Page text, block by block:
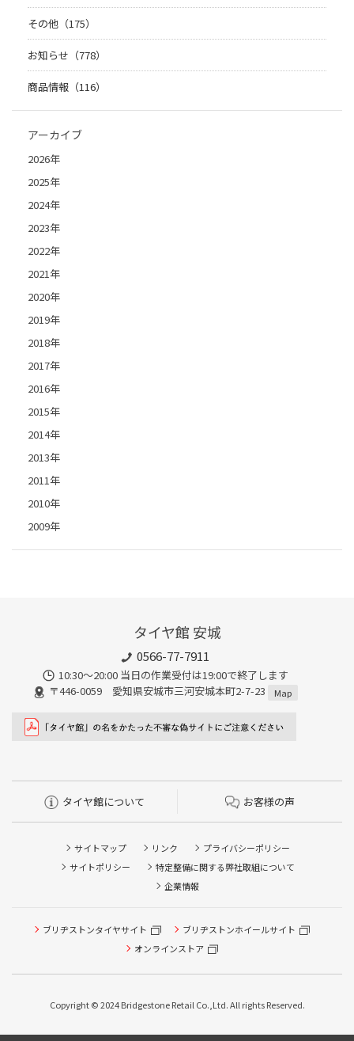
その他（175）
お知らせ（778）
商品情報（116）
アーカイブ
2026年
2025年
2024年
2023年
2022年
2021年
2020年
2019年
2018年
2017年
2016年
2015年
2014年
2013年
2011年
2010年
2009年
タイヤ館 安城
0566-77-7911
10:30〜20:00 当日の作業受付は19:00で終了します
〒446-0059 愛知県安城市三河安城本町2-7-23
Map
タイヤ館について お客様の声
サイトマップ リンク
プライバシーポリシー
サイトポリシー
特定整備に関する弊社取組について
企業情報
ブリヂストンタイヤサイト
ブリヂストンホイールサイト
オンラインストア
Copyright © 2024 Bridgestone Retail Co.,Ltd. All rights Reserved.
タイヤ点検・安全点検/タイヤ履き替え/オイル交換/その他
ピット作業の予約
本日のタイヤ履き替え順番待ち予約 ※クローク契約会員の